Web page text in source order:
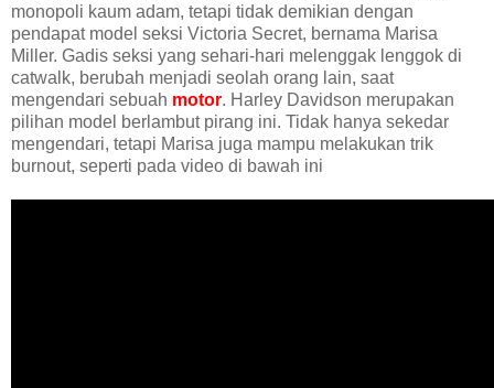
monopoli kaum adam, tetapi tidak demikian dengan
pendapat model seksi Victoria Secret, bernama Marisa
Miller. Gadis seksi yang sehari-hari melenggak lenggok di
catwalk, berubah menjadi seolah orang lain, saat
mengendari sebuah motor. Harley Davidson merupakan
pilihan model berlambut pirang ini. Tidak hanya sekedar
mengendari, tetapi Marisa juga mampu melakukan trik
burnout, seperti pada video di bawah ini